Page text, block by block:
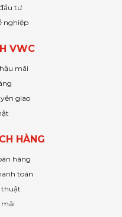
tư
nghiệp
VWC
mãi
giao
HÀNG
hàng
toán
thuật
mãi